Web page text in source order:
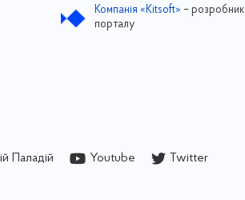
Компанія «Kitsoft» – розробник
порталу
Паладій Youtube Twitter